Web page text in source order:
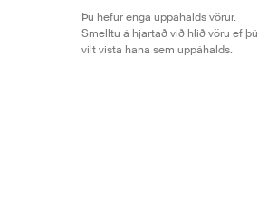
Þú hefur enga uppáhalds vörur.
Smelltu á hjartað við hlið vöru ef þú
vilt vista hana sem uppáhalds.